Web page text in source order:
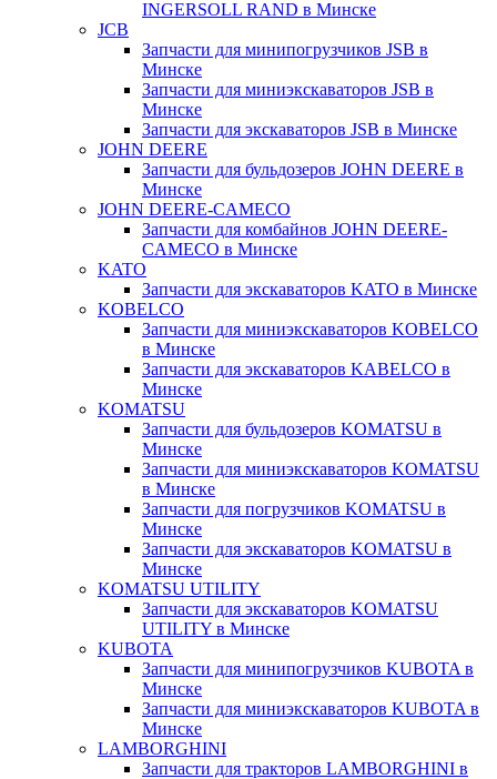
INGERSOLL RAND в Минске
JCB
Запчасти для минипогрузчиков JSB в
Минске
Запчасти для миниэкскаваторов JSB в
Минске
Запчасти для экскаваторов JSB в Минске
JOHN DEERE
Запчасти для бульдозеров JOHN DEERE в
Минске
JOHN DEERE-CAMECO
Запчасти для комбайнов JOHN DEERE-
CAMECO в Минске
KATO
Запчасти для экскаваторов KATO в Минске
KOBELCO
Запчасти для миниэкскаваторов KOBELCO
в Минске
Запчасти для экскаваторов KABELCO в
Минске
KOMATSU
Запчасти для бульдозеров KOMATSU в
Минске
Запчасти для миниэкскаваторов KOMATSU
в Минске
Запчасти для погрузчиков KOMATSU в
Минске
Запчасти для экскаваторов KOMATSU в
Минске
KOMATSU UTILITY
Запчасти для экскаваторов KOMATSU
UTILITY в Минске
KUBOTA
Запчасти для минипогрузчиков KUBOTA в
Минске
Запчасти для миниэкскаваторов KUBOTA в
Минске
LAMBORGHINI
Запчасти для тракторов LAMBORGHINI в